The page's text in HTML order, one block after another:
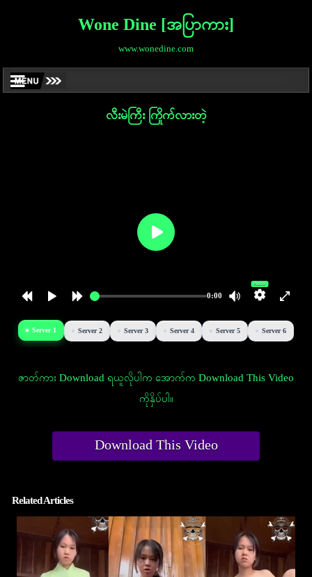
Wone Dine [အပြာကား]
www.wonedine.com
လီးမဲကြီး ကြိုက်လားတဲ့
0:00
Auto
Server 1 Server 2 Server 3 Server 4 Server 5 Server 6
ဇာတ်ကား Download ရယူလိုပါက အောက်က Download This Video
ကိုနှိပ်ပါ။
Download This Video
Related Articles